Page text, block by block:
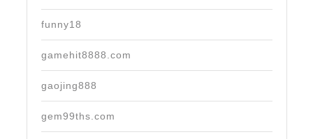
funny18
gamehit8888.com
gaojing888
gem99ths.com